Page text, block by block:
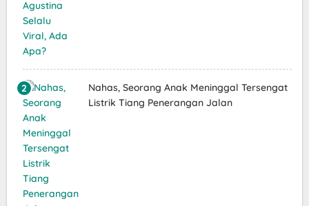
Nahas, Seorang Anak Meninggal Tersengat
Listrik Tiang Penerangan Jalan